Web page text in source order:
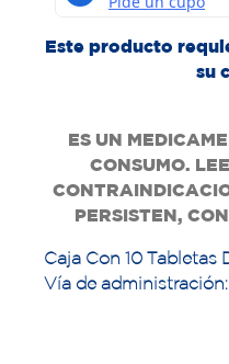
Este producto
su
ES UN
CONSUMO.
PERSISTEN,
Caja Con 10 Tabletas
Vía de